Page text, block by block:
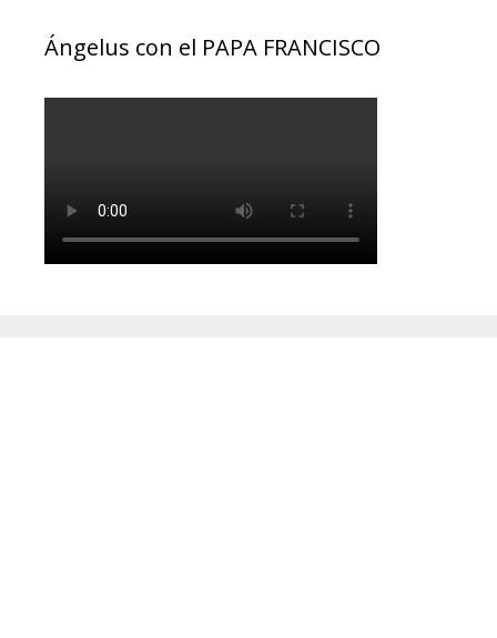
Ángelus con el PAPA FRANCISCO